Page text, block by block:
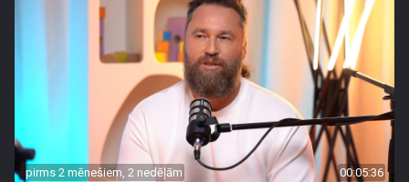
pirms 2 mēnešiem, 2 nedēļām 00:05:36